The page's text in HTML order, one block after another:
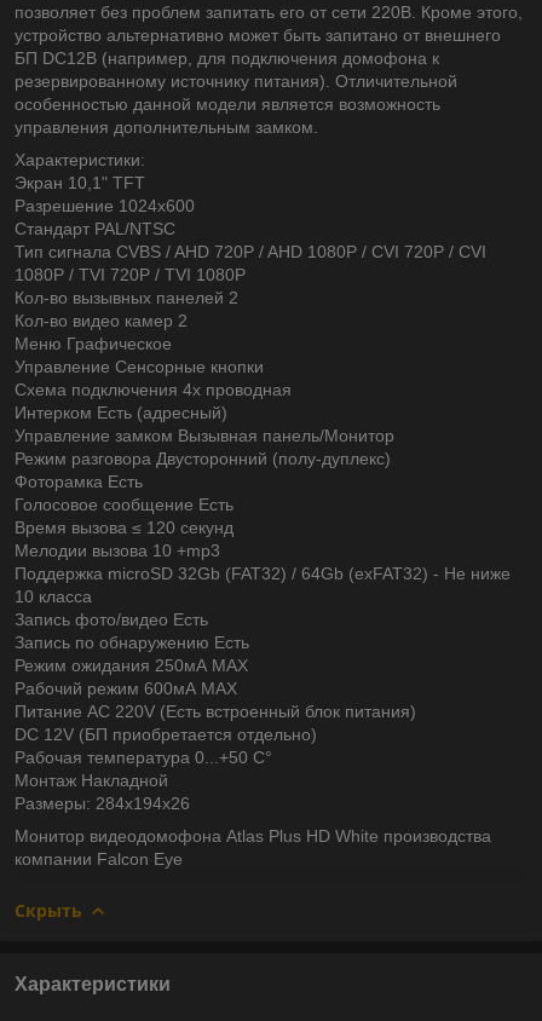
позволяет без проблем запитать его от сети 220В. Кроме этого,
устройство альтернативно может быть запитано от внешнего
БП DC12В (например, для подключения домофона к
резервированному источнику питания). Отличительной
особенностью данной модели является возможность
управления дополнительным замком.
Характеристики:
Экран 10,1" TFT
Разрешение 1024x600
Стандарт PAL/NTSC
Тип сигнала CVBS / AHD 720P / AHD 1080P / CVI 720P / CVI
1080P / TVI 720P / TVI 1080P
Кол-во вызывных панелей 2
Кол-во видео камер 2
Меню Графическое
Управление Сенсорные кнопки
Схема подключения 4х проводная
Интерком Есть (адресный)
Управление замком Вызывная панель/Монитор
Режим разговора Двусторонний (полу-дуплекс)
Фоторамка Есть
Голосовое сообщение Есть
Время вызова ≤ 120 секунд
Мелодии вызова 10 +mp3
Поддержка microSD 32Gb (FAT32) / 64Gb (exFAT32) - Не ниже
10 класса
Запись фото/видео Есть
Запись по обнаружению Есть
Режим ожидания 250мА MAX
Рабочий режим 600мА MAX
Питание AC 220V (Есть встроенный блок питания)
DC 12V (БП приобретается отдельно)
Рабочая температура 0...+50 С°
Монтаж Накладной
Размеры: 284х194х26
Монитор видеодомофона Atlas Plus HD White производства
компании Falcon Eye
Скрыть
Характеристики